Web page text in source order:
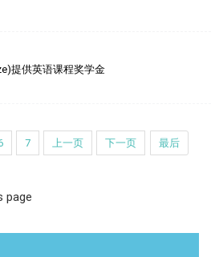
提供英语课程奖学金
7 上一页 下一页 最后
page